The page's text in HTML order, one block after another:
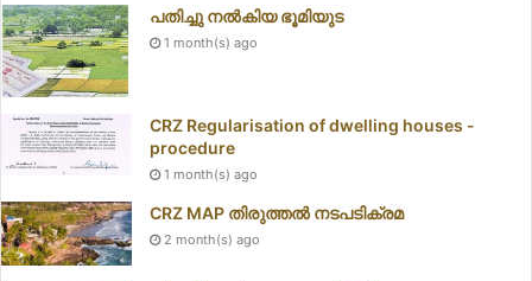
പതിച്ചു നൽകിയ ഭൂമിയുട
1 month(s) ago
CRZ Regularisation of dwelling houses -
procedure
1 month(s) ago
CRZ MAP തിരുത്തൽ നടപടിക്രമ
2 month(s) ago